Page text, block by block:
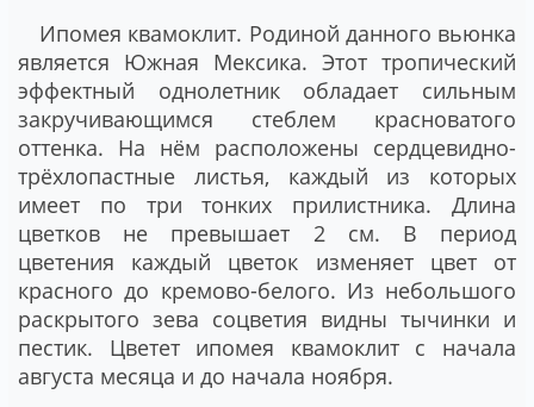
Ипомея квамоклит. Родиной данного вьюнка
является Южная Мексика. Этот тропический
эффектный однолетник обладает сильным
закручивающимся стеблем красноватого
оттенка. На нём расположены сердцевидно-
трёхлопастные листья, каждый из которых
имеет по три тонких прилистника. Длина
цветков не превышает 2 см. В период
цветения каждый цветок изменяет цвет от
красного до кремово-белого. Из небольшого
раскрытого зева соцветия видны тычинки и
пестик. Цветет ипомея квамоклит с начала
августа месяца и до начала ноября.